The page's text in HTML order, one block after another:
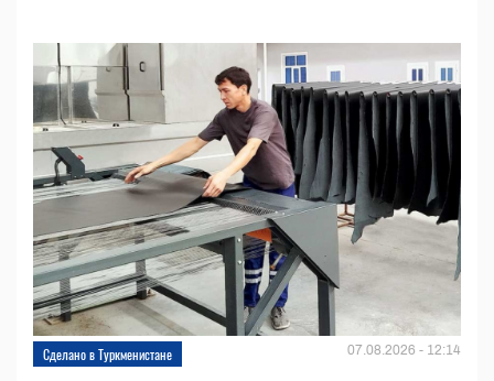
Сделано в Туркменистане 07.08.2026 - 12:14